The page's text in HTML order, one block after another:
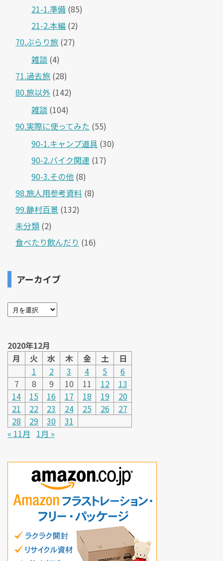
21-1.準備 (85)
21-2.本編 (2)
70.ぶらり旅 (27)
雑談 (4)
71.過去旅 (28)
80.旅以外 (142)
雑談 (104)
90.実際に使ってみた (55)
90-1.キャンプ道具 (30)
90-2.バイク関連 (17)
90-3.その他 (8)
98.旅人用参考資料 (8)
99.静村百景 (132)
未分類 (2)
食べたり飲んだり (16)
アーカイブ
2020年12月
月
火 水 木 金 土
日
1
2 3 4 5
6
7
8 9 10 11 12
13
14
15 16 17 18 19
20
21
22 23 24 25 26
27
28
29 30
31
« 11月
1月 »